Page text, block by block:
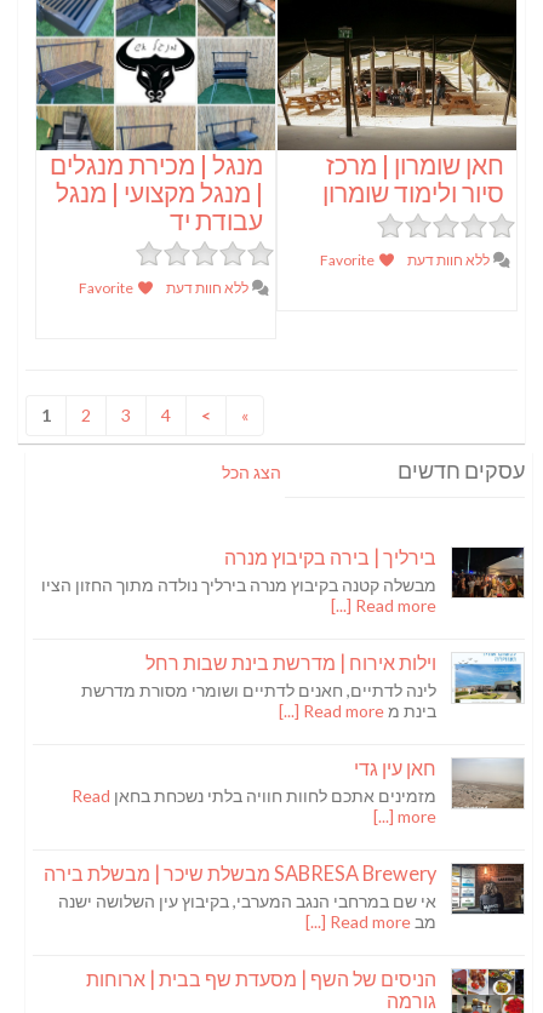
חאן שומרון | מרכז
סיור ולימוד שומרון
ללא חוות דעת
מנגל | מכירת מנגלים
| מנגל מקצועי | מנגל
עבודת יד
ללא חוות דעת
1 2 3 4 > »
עסקים חדשים הצג הכל
בירליך | בירה בקיבוץ מנרה
מבשלה קטנה בקיבוץ מנרה בירליך נולדה מתוך החזון הציו
Read more [...]
וילות אירוח | מדרשת בינת שבות רחל
לינה לדתיים, חאנים לדתיים ושומרי מסורת מדרשת
בינת מRead more [...]
חאן עין גדי
מזמינים אתכם לחוות חוויה בלתי נשכחת בחאן Read
more [...]
SABRESA Brewery מבשלת שיכר | מבשלת בירה
אי שם במרחבי הנגב המערבי, בקיבוץ עין השלושה ישנה
מב Read more [...]
הניסים של השף | מסעדת שף בבית | ארוחות
גורמה